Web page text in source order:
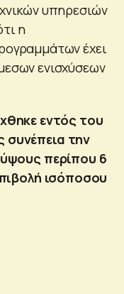
υπηρεσιών
η
έχει
ενισχύσεων
εντός του
συνέπεια την
περίπου 6
ισόποσου